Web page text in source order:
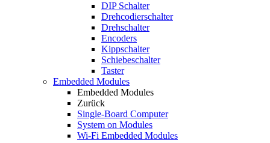
DIP Schalter
Drehcodierschalter
Drehschalter
Encoders
Kippschalter
Schiebeschalter
Taster
Embedded Modules
Embedded Modules
Zurück
Single-Board Computer
System on Modules
Wi-Fi Embedded Modules